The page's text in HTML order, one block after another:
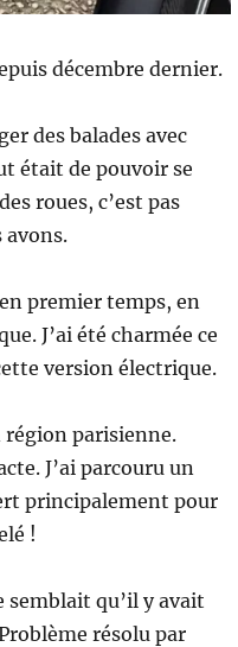
décembre dernier.
des balades avec
était de pouvoir se
roues, c’est pas
premier temps, en
J’ai été charmée ce
version électrique.
région parisienne.
J’ai parcouru un
principalement pour
!
semblait qu’il y avait
résolu par